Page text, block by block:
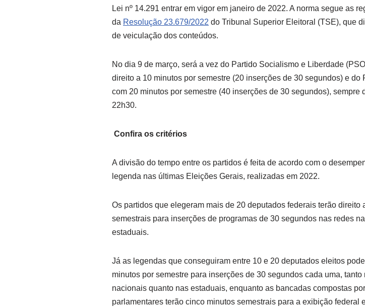
Lei nº 14.291 entrar em vigor em janeiro de 2022. A norma segue as
da Resolução 23.679/2022 do Tribunal Superior Eleitoral (TSE), que
de veiculação dos conteúdos.
No dia 9 de março, será a vez do Partido Socialismo e Liberdade
direito a 10 minutos por semestre (20 inserções de 30 segundos) e do
com 20 minutos por semestre (40 inserções de 30 segundos), sempre
22h30.
Confira os critérios
A divisão do tempo entre os partidos é feita de acordo com o
legenda nas últimas Eleições Gerais, realizadas em 2022.
Os partidos que elegeram mais de 20 deputados federais terão direito
semestrais para inserções de programas de 30 segundos nas redes
estaduais.
Já as legendas que conseguiram entre 10 e 20 deputados eleitos
minutos por semestre para inserções de 30 segundos cada uma, tanto
nacionais quanto nas estaduais, enquanto as bancadas compostas
parlamentares terão cinco minutos semestrais para a exibição federal